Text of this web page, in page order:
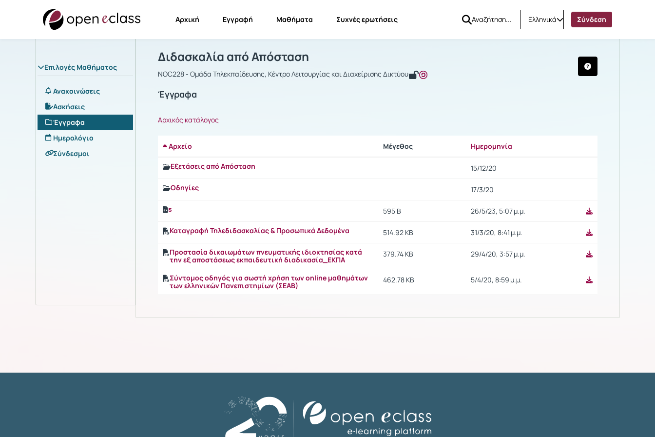
Αρχική Εγγραφή Μαθήματα Συχνές ερωτήσεις Ελληνικά Σύνδεση
Επιλογές Μαθήματος
Ανακοινώσεις
Ασκήσεις
Έγγραφα
Ημερολόγιο
Σύνδεσμοι
Μάθημα : Διδασκαλία από Απόσταση
Διδασκαλία από Απόσταση
NOC228 - Ομάδα Τηλεκπαίδευσης, Κέντρο Λειτουργίας και Διαχείρισης Δικτύου
Έγγραφα
Αρχικός κατάλογος
Αρχείο Μέγεθος Ημερομηνία
Εξετάσεις από Απόσταση
15/12/20
Οδηγίες 17/3/20
s 595 B 26/5/23, 5:07 μ.μ.
Καταγραφή Τηλεδιδασκαλίας & Προσωπικά Δεδομένα 514.92 KB 31/3/20, 8:41 μ.μ.
Προστασία δικαιωμάτων πνευματικής ιδιοκτησίας κατά
την εξ αποστάσεως εκπαιδευτική διαδικασία_ΕΚΠΑ
379.74 KB 29/4/20, 3:57 μ.μ.
Σύντομος οδηγός για σωστή χρήση των online μαθημάτων
των ελληνικών Πανεπιστημίων (ΣΕΑΒ)
462.78 KB 5/4/20, 8:59 μ.μ.